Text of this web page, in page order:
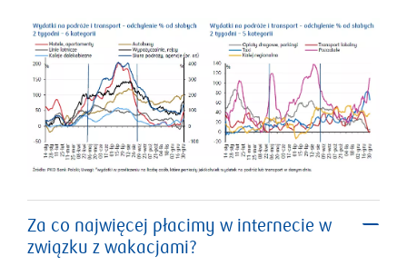
Za co najwięcej płacimy w internecie w
związku z wakacjami?